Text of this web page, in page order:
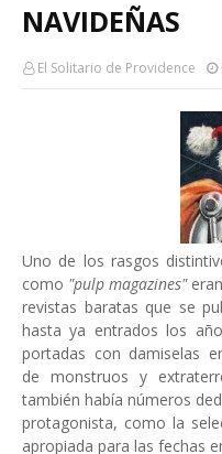
NAVIDEÑAS
El Solitario de Providence
Uno de los rasgos
como "pulp magazines"
revistas baratas que se
hasta ya entrados los
portadas con damiselas
de monstruos y
también había números
protagonista, como la
apropiada para las fechas